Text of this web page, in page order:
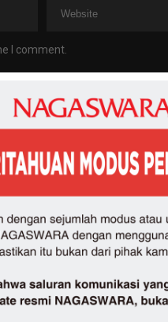
I comment.